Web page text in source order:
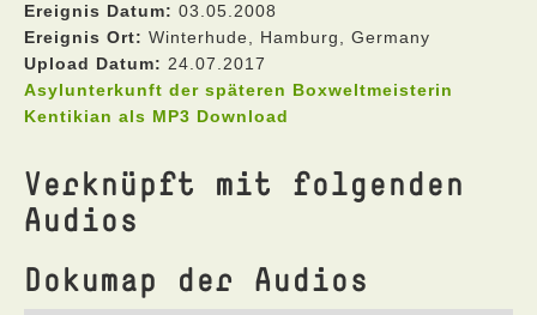
Ereignis Datum: 03.05.2008
Ereignis Ort: Winterhude, Hamburg, Germany
Upload Datum: 24.07.2017
Asylunterkunft der späteren Boxweltmeisterin
Kentikian als MP3 Download
Verknüpft mit folgenden
Audios
Dokumap der Audios